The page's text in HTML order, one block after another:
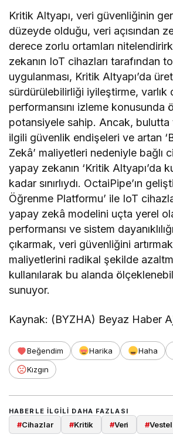
Kritik Altyapı, veri güvenliğinin
düzeyde olduğu, veri açısından
derece zorlu ortamları
zekanın IoT cihazları tarafından
uygulanması, Kritik Altyapı’da
sürdürülebilirliği iyileştirme, varlık
performansını izleme konusunda
potansiyele sahip. Ancak, bulutta
ilgili güvenlik endişeleri ve artan
Zekâ’ maliyetleri nedeniyle bağlı
yapay zekanın ‘Kritik Altyapı’da
kadar sınırlıydı. OctaiPipe’ın
Öğrenme Platformu’ ile IoT
yapay zekâ modelini uçta yerel
performansı ve sistem
çıkarmak, veri güvenliğini
maliyetlerini radikal şekilde
kullanılarak bu alanda
sunuyor.
Kaynak: (BYZHA) Beyaz Haber
Beğendim Harika Haha
Kızgın
HABERLE ILGILI DAHA FAZLASI
#Cihazlar #Kritik #Veri #Vestel